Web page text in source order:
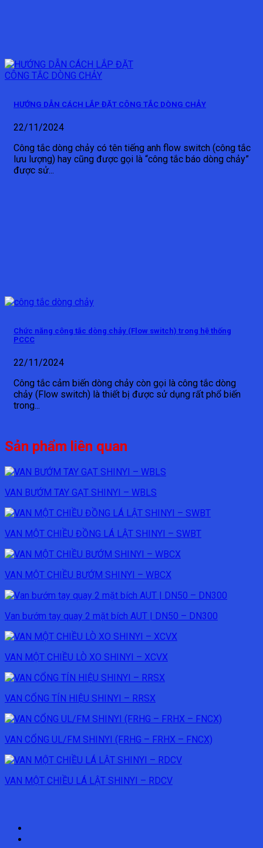
HƯỚNG DẪN CÁCH LẮP ĐẶT CÔNG TẮC DÒNG CHẢY
22/11/2024
Công tắc dòng chảy có tên tiếng anh flow switch (công tắc
lưu lượng) hay cũng được gọi là “công tắc báo dòng chảy”
được sử...
Chức năng công tắc dòng chảy (Flow switch) trong hệ thống
PCCC
22/11/2024
Công tắc cảm biến dòng chảy còn gọi là công tắc dòng
chảy (Flow switch) là thiết bị được sử dụng rất phổ biến
trong...
Sản phẩm liên quan
VAN BƯỚM TAY GẠT SHINYI – WBLS
VAN MỘT CHIỀU ĐỒNG LÁ LẬT SHINYI – SWBT
VAN MỘT CHIỀU BƯỚM SHINYI – WBCX
Van bướm tay quay 2 mặt bích AUT | DN50 – DN300
VAN MỘT CHIỀU LÒ XO SHINYI – XCVX
VAN CỔNG TÍN HIỆU SHINYI – RRSX
VAN CỔNG UL/FM SHINYI (FRHG – FRHX – FNCX)
VAN MỘT CHIỀU LÁ LẬT SHINYI – RDCV